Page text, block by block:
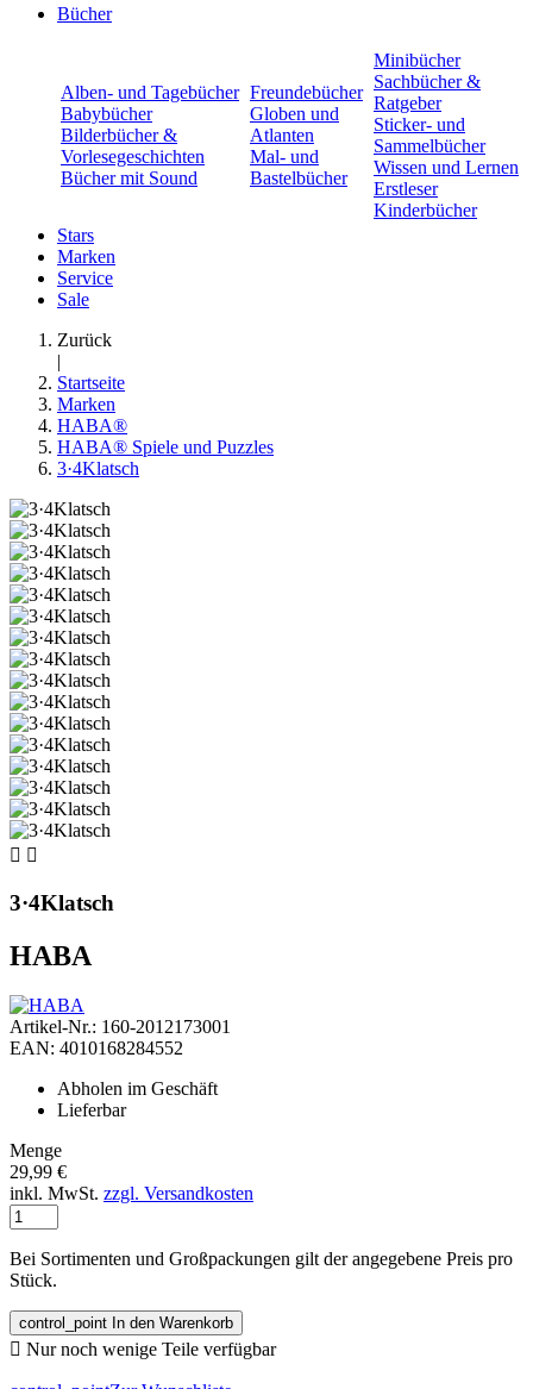
Bücher
Alben- und Tagebücher
Babybücher
Bilderbücher &
Vorlesegeschichten
Bücher mit Sound
Freundebücher
Globen und
Atlanten
Mal- und
Bastelbücher
Minibücher
Sachbücher &
Ratgeber
Sticker- und
Sammelbücher
Wissen und Lernen
Erstleser
Kinderbücher
Stars
Marken
Service
Sale
Zurück
|
Startseite
Marken
HABA®
HABA® Spiele und Puzzles
3·4Klatsch
 
3·4Klatsch
HABA
Artikel-Nr.: 160-2012173001
EAN: 4010168284552
Abholen im Geschäft
Lieferbar
Menge
29,99 €
inkl. MwSt. zzgl. Versandkosten
Bei Sortimenten und Großpackungen gilt der angegebene Preis pro
Stück.
control_point In den Warenkorb
 Nur noch wenige Teile verfügbar